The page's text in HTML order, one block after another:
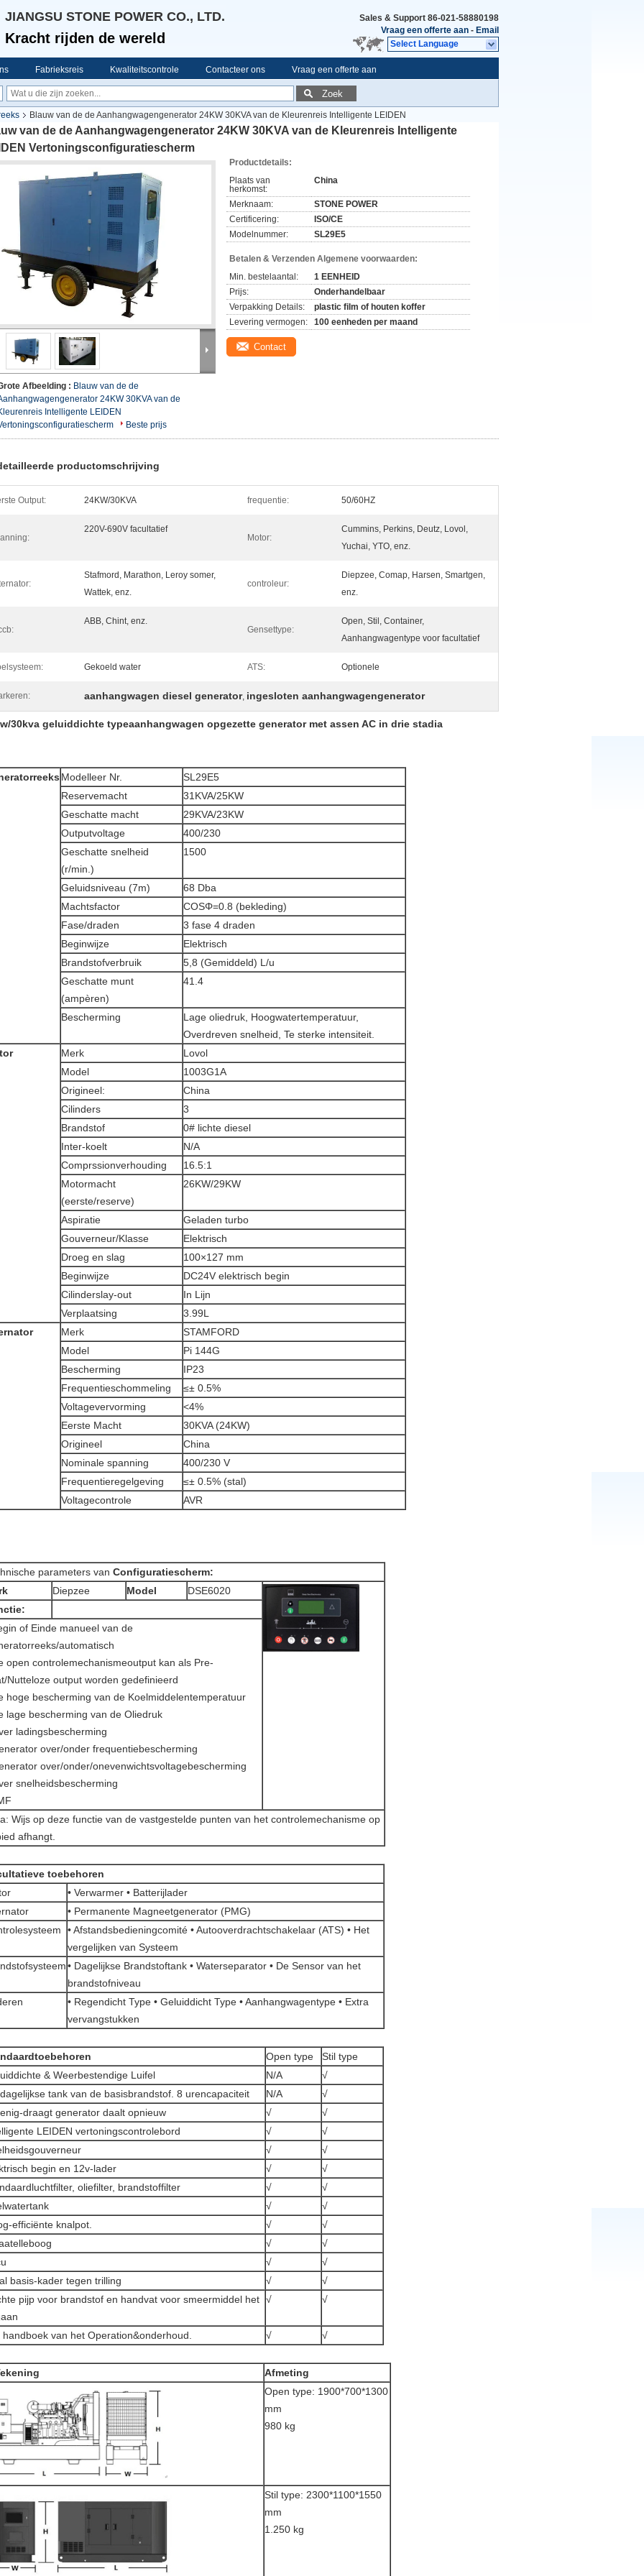
JIANGSU STONE POWER CO., LTD.
Kracht rijden de wereld
Sales & Support 86-021-58880198
Vraag een offerte aan - Email
Select Language
Fabrieksreis Kwaliteitscontrole Contacteer ons Vraag een offerte aan
Zoek
Blauw van de de Aanhangwagengenerator 24KW 30KVA van de Kleurenreis Intelligente LEIDEN
van de de Aanhangwagengenerator 24KW 30KVA van de Kleurenreis Intelligente
Vertoningsconfiguratiescherm
Afbeelding : Blauw van de de
24KW 30KVA van de
Intelligente LEIDEN
Beste prijs
Productdetails:
Plaats van
herkomst:
China
Merknaam:
STONE POWER
Certificering:
ISO/CE
Modelnummer:
SL29E5
Betalen & Verzenden Algemene voorwaarden:
Min. bestelaantal:
1 EENHEID
Prijs:
Onderhandelbaar
Verpakking Details:
plastic film of houten koffer
Levering vermogen:
100 eenheden per maand
Contact
productomschrijving
Output: 24KW/30KVA frequentie: 50/60HZ
220V-690V facultatief
Motor:
Cummins, Perkins, Deutz, Lovol,
Yuchai, YTO, enz.
Stafmord, Marathon, Leroy somer,
Wattek, enz.
controleur:
Diepzee, Comap, Harsen, Smartgen,
enz.
ABB, Chint, enz.
Gensettype:
Open, Stil, Container,
Aanhangwagentype voor facultatief
Gekoeld water ATS: Optionele
aanhangwagen diesel generator, ingesloten aanhangwagengenerator
30kva geluiddichte typeaanhangwagen opgezette generator met assen AC in drie stadia
Modelleer Nr.
SL29E5
Reservemacht
31KVA/25KW
Geschatte macht
29KVA/23KW
Outputvoltage
400/230
Geschatte snelheid
(r/min.)
1500
Geluidsniveau (7m)
68 Dba
Machtsfactor
COSΦ=0.8 (bekleding)
Fase/draden
3 fase 4 draden
Beginwijze
Elektrisch
Brandstofverbruik
5,8 (Gemiddeld) L/u
Geschatte munt
(ampèren)
41.4
Bescherming
Lage oliedruk, Hoogwatertemperatuur,
Overdreven snelheid, Te sterke intensiteit.
Merk
Lovol
Model
1003G1A
Origineel:
China
Cilinders
3
Brandstof
0# lichte diesel
Inter-koelt
N/A
Comprssionverhouding
16.5:1
Motormacht
(eerste/reserve)
26KW/29KW
Aspiratie
Geladen turbo
Gouverneur/Klasse
Elektrisch
Droeg en slag
100×127 mm
Beginwijze
DC24V elektrisch begin
Cilinderslay-out
In Lijn
Verplaatsing
3.99L
Merk
STAMFORD
Model
Pi 144G
Bescherming
IP23
Frequentieschommeling
≤± 0.5%
Voltagevervorming
<4%
Eerste Macht
30KVA (24KW)
Origineel
China
Nominale spanning
400/230 V
Frequentieregelgeving
≤± 0.5% (stal)
Voltagecontrole
AVR
parameters van Configuratiescherm:
Diepzee Model
DSE6020
of Einde manueel van de
automatisch
open controlemechanismeoutput kan als Pre-
Nutteloze output worden gedefinieerd
hoge bescherming van de Koelmiddelentemperatuur
lage bescherming van de Oliedruk
ladingsbescherming
over/onder frequentiebescherming
over/onder/onevenwichtsvoltagebescherming
snelheidsbescherming
Wijs op deze functie van de vastgestelde punten van het controlemechanisme op
afhangt.
toebehoren
• Verwarmer • Batterijlader
• Permanente Magneetgenerator (PMG)
• Afstandsbedieningcomité • Autooverdrachtschakelaar (ATS) • Het
vergelijken van Systeem
• Dagelijkse Brandstoftank • Waterseparator • De Sensor van het
brandstofniveau
• Regendicht Type • Geluiddicht Type • Aanhangwagentype • Extra
vervangstukken
Open type
Stil type
& Weerbestendige Luifel
N/A
√
tank van de basisbrandstof. 8 urencapaciteit
N/A
√
draagt generator daalt opnieuw
√
√
LEIDEN vertoningscontrolebord
√
√
√
√
begin en 12v-lader
√
√
oliefilter, brandstoffilter
√
√
√
√
efficiënte knalpot.
√
√
√
√
√
√
basis-kader tegen trilling
√
√
pijp voor brandstof en handvat voor smeermiddel het √ √
handboek van het Operation&onderhoud. √ √
Afmeting
Open type: 1900*700*1300
mm
980 kg
Stil type: 2300*1100*1550
mm
1.250 kg